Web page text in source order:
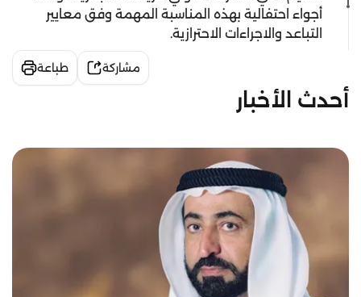
أجواء احتفالية بهذه المناسبة المهمة وفق معايير
التباعد والاجراءات الاحترازية.
مشاركة طباعة
أحدث الأخبار